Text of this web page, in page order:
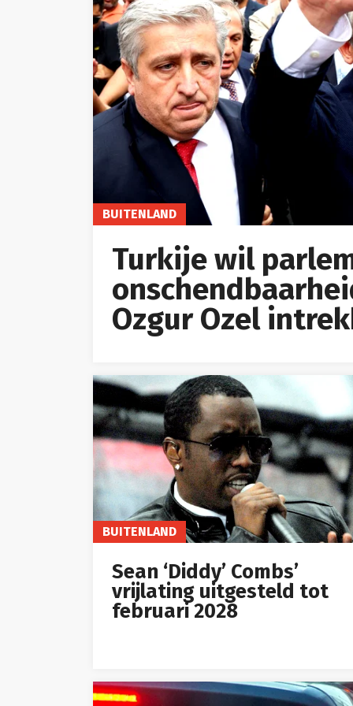
BUITENLAND
Turkije wil
Ozgur Ozel
BUITENLAND
Sean ‘Diddy’ Combs’
vrijlating uitgesteld tot
februari 2028